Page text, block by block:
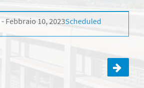
Febbraio 10, 2023Scheduled